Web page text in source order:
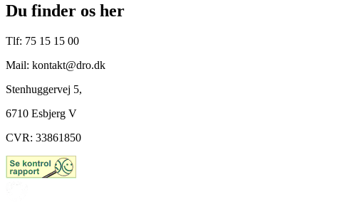
Du finder os her
Tlf: 75 15 15 00
Mail: kontakt@dro.dk
Stenhuggervej 5,
6710 Esbjerg V
CVR: 33861850